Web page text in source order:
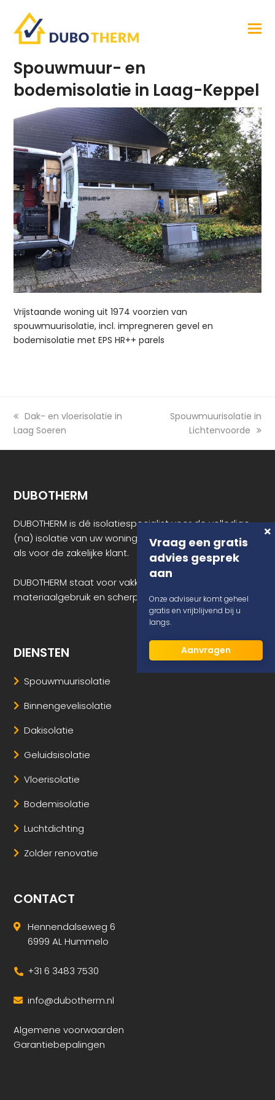
Spouwmuur- en
bodemisolatie in Laag-Keppel
Vrijstaande woning uit 1974 voorzien van
spouwmuurisolatie, incl. impregneren gevel en
bodemisolatie met EPS HR++ parels
previous
post:
Dak- en vloerisolatie in
Laag Soeren
next
post:
Spouwmuurisolatie in
Lichtenvoorde
Vraag een gratis
advies gesprek
aan
Onze adviseur komt geheel
gratis en vrijblijvend bij u
langs.
Aanvragen
DUBOTHERM
DUBOTHERM is dé isolatiespecialist voor de volledige
(na) isolatie van uw woning. Voor zowel de particulier
als voor de zakelijke klant.
DUBOTHERM staat voor vakkundig advies, duurzaam
materiaalgebruik en scherpe prijzen.
DIENSTEN
Spouwmuurisolatie
Binnengevelisolatie
Dakisolatie
Geluidsisolatie
Vloerisolatie
Bodemisolatie
Luchtdichting
Zolder renovatie
CONTACT
Hennendalseweg 6
6999 AL Hummelo
+31 6 3483 7530
info@dubotherm.nl
Algemene voorwaarden
Garantiebepalingen